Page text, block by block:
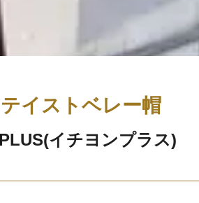
イストベレー帽
イチヨンプラス)